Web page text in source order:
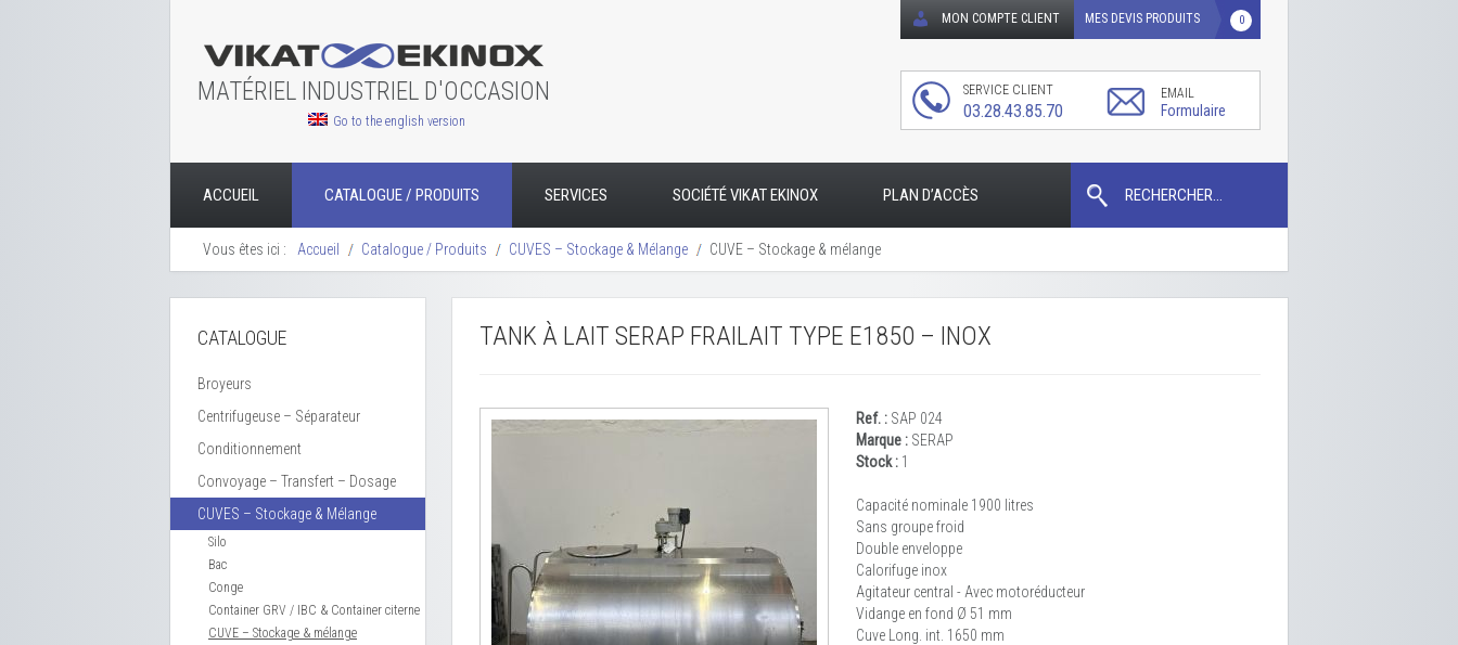
MATÉRIEL INDUSTRIEL D'OCCASION
ACCUEIL CATALOGUE / PRODUITS SERVICES SOCIÉTÉ VIKAT EKINOX PLAN D’ACCÈS
Go to the english version
Vous êtes ici : Accueil Catalogue / Produits CUVES – Stockage & Mélange CUVE – Stockage & mélange
MES DEVIS PRODUITS 0
MON COMPTE CLIENT
SERVICE CLIENT
03.28.43.85.70
EMAIL
Formulaire
RECHERCHER...
CATALOGUE
Broyeurs
Centrifugeuse – Séparateur
Conditionnement
Convoyage – Transfert – Dosage
CUVES – Stockage & Mélange
Silo
Bac
Conge
Container GRV / IBC & Container citerne
CUVE – Stockage & mélange
TANK À LAIT SERAP FRAILAIT TYPE E1850 – INOX
Ref. : SAP 024
Marque : SERAP
Stock : 1
Capacité nominale 1900 litres
Sans groupe froid
Double enveloppe
Calorifuge inox
Agitateur central - Avec motoréducteur
Vidange en fond Ø 51 mm
Cuve Long. int. 1650 mm